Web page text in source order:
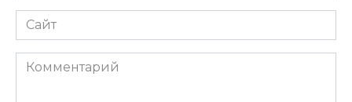
Сайт
Комментарий